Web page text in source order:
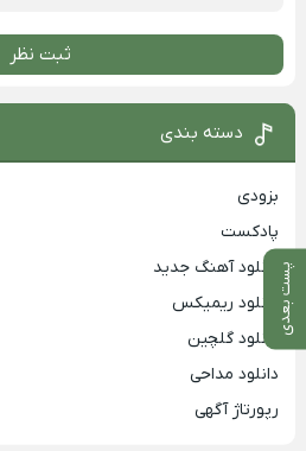
پست بعدی
ثبت نظر
دسته بندی
بزودی
پادکست
دانلود آهنگ جدید
دانلود ریمیکس
دانلود گلچین
دانلود مداحی
رپورتاژ آگهی